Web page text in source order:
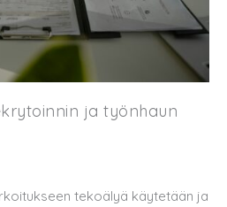
ja työnhaun
tekoälyä käytetään ja